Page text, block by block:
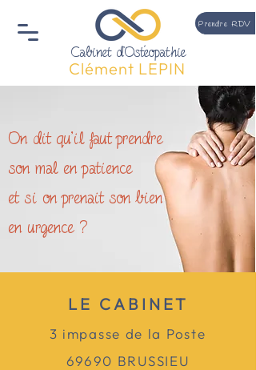
Prendre RDV
Cabinet d'Ostéopathie
Clément LEPIN
On dit qu'il faut prendre
son mal en patience
et si on prenait son bien
en urgence ?
LE CABINET
3 impasse de la Poste
69690 BRUSSIEU